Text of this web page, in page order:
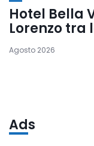
Hotel Bella
Lorenzo tra
Agosto 2026
Ads